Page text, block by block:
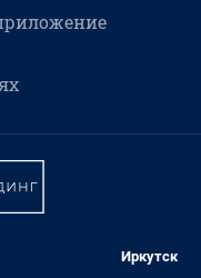
Иркутск